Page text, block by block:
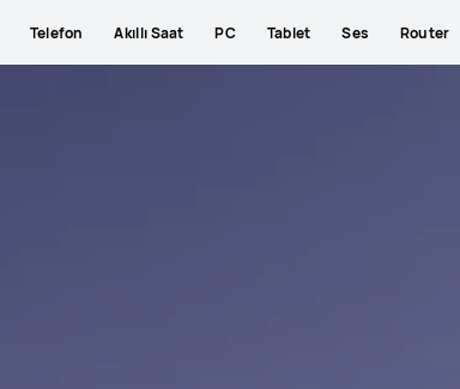
Telefon Akıllı Saat PC Tablet Ses Router